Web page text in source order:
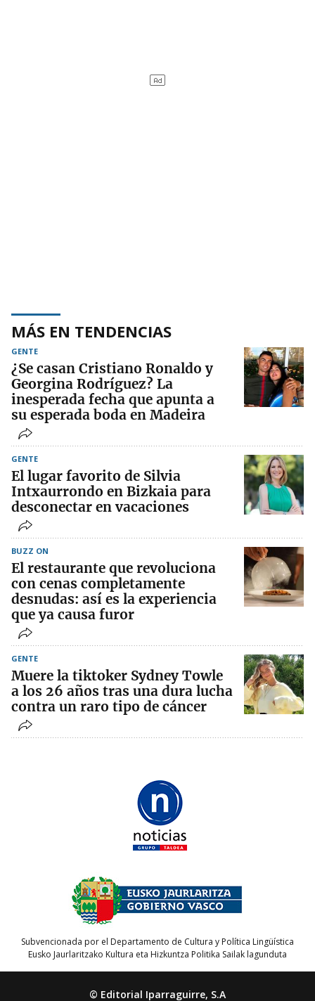
MÁS EN TENDENCIAS
GENTE
¿Se casan Cristiano Ronaldo y
Georgina Rodríguez? La
inesperada fecha que apunta a
su esperada boda en Madeira
GENTE
El lugar favorito de Silvia
Intxaurrondo en Bizkaia para
desconectar en vacaciones
BUZZ ON
El restaurante que revoluciona
con cenas completamente
desnudas: así es la experiencia
que ya causa furor
GENTE
Muere la tiktoker Sydney Towle
a los 26 años tras una dura lucha
contra un raro tipo de cáncer
Subvencionada por el Departamento de Cultura y Política Lingüística
Eusko Jaurlaritzako Kultura eta Hizkuntza Politika Sailak lagunduta
© Editorial Iparraguirre, S.A